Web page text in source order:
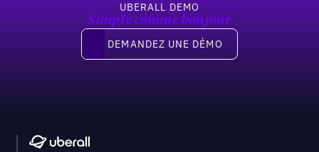
UBERALL DEMO
Simple comme bonjour
Demandez une démo
DEMANDEZ UNE DÉMO